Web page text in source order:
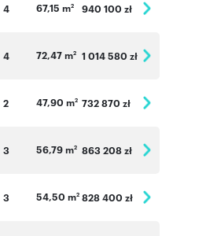
4 67,15 m2 940 100 zł
4 72,47 m2 1 014 580 zł
2 47,90 m2 732 870 zł
3 56,79 m2 863 208 zł
3 54,50 m2 828 400 zł